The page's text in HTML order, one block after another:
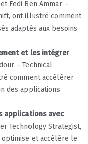
Fedi Ben Ammar –
ont illustré comment
adaptés aux besoins
et les intégrer
– Technical
comment accélérer
des applications
applications avec
Technology Strategist,
optimise et accélère le